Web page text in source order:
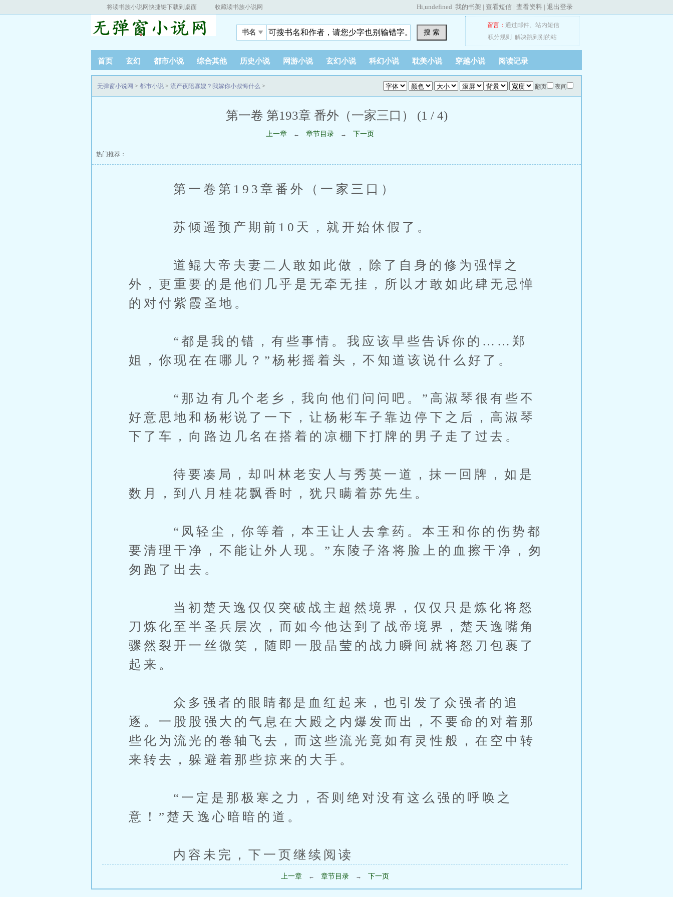
将读书族小说网快捷键下载到桌面 收藏读书族小说网 Hi,undefined 我的书架 | 查看短信 | 查看资料 | 退出登录
书名 搜 索
留言： 通过邮件、 站内短信
积分规则
解决跳到别的站
首页 玄幻 都市小说 综合其他 历史小说 网游小说 玄幻小说 科幻小说 耽美小说 穿越小说 阅读记录
翻页 夜间
无弹窗小说网 > 都市小说 > 流产夜陪寡嫂？我嫁你小叔悔什么 >
第一卷 第193章 番外（一家三口） (1 / 4)
上一章 ← 章节目录 → 下一页
热门推荐：
第一卷第193章番外（一家三口）
苏倾遥预产期前10天，就开始休假了。
道鲲大帝夫妻二人敢如此做，除了自身的修为强悍之
外，更重要的是他们几乎是无牵无挂，所以才敢如此肆无忌惮
的对付紫霞圣地。
“都是我的错，有些事情。我应该早些告诉你的……郑
姐，你现在在哪儿？”杨彬摇着头，不知道该说什么好了。
“那边有几个老乡，我向他们问问吧。”高淑琴很有些不
好意思地和杨彬说了一下，让杨彬车子靠边停下之后，高淑琴
下了车，向路边几名在搭着的凉棚下打牌的男子走了过去。
待要凑局，却叫林老安人与秀英一道，抹一回牌，如是
数月，到八月桂花飘香时，犹只瞒着苏先生。
“凤轻尘，你等着，本王让人去拿药。本王和你的伤势都
要清理干净，不能让外人现。”东陵子洛将脸上的血擦干净，匆
匆跑了出去。
当初楚天逸仅仅突破战主超然境界，仅仅只是炼化将怒
刀炼化至半圣兵层次，而如今他达到了战帝境界，楚天逸嘴角
骤然裂开一丝微笑，随即一股晶莹的战力瞬间就将怒刀包裹了
起来。
众多强者的眼睛都是血红起来，也引发了众强者的追
逐。一股股强大的气息在大殿之内爆发而出，不要命的对着那
些化为流光的卷轴飞去，而这些流光竟如有灵性般，在空中转
来转去，躲避着那些掠来的大手。
“一定是那极寒之力，否则绝对没有这么强的呼唤之
意！”楚天逸心暗暗的道。
内容未完，下一页继续阅读
上一章 ← 章节目录 → 下一页